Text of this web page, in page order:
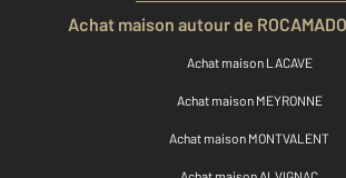
Achat maison autour de
Achat maison LACAVE
Achat maison MEYRONNE
Achat maison MONTVALENT